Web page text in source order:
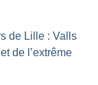
de Lille : Valls
de l’extrême